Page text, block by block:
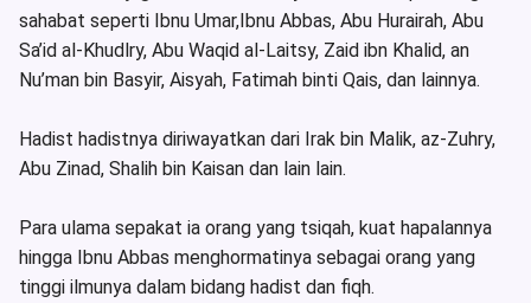
sahabat seperti Ibnu Umar,Ibnu Abbas, Abu Hurairah, Abu
Sa’id al-Khudlry, Abu Waqid al-Laitsy, Zaid ibn Khalid, an
Nu’man bin Basyir, Aisyah, Fatimah binti Qais, dan lainnya.
Hadist hadistnya diriwayatkan dari Irak bin Malik, az-Zuhry,
Abu Zinad, Shalih bin Kaisan dan lain lain.
Para ulama sepakat ia orang yang tsiqah, kuat hapalannya
hingga Ibnu Abbas menghormatinya sebagai orang yang
tinggi ilmunya dalam bidang hadist dan fiqh.